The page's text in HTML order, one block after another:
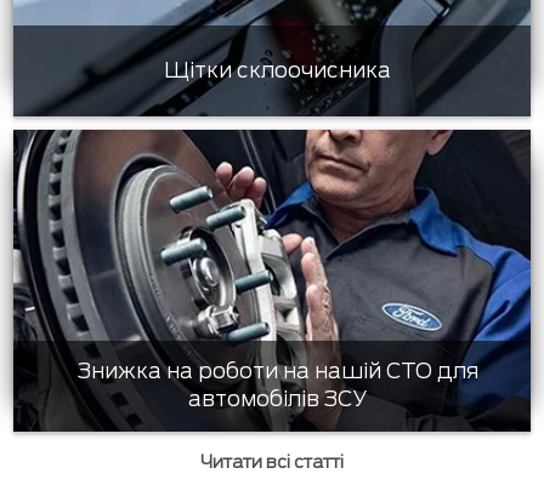
Щітки склоочисника
Знижка на роботи на нашій СТО для
автомобілів ЗСУ
Читати всі статті